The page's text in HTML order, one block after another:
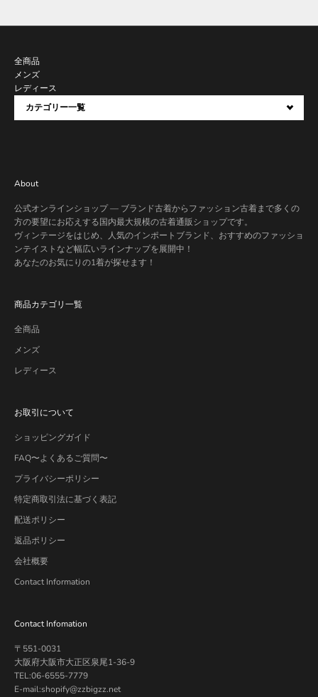
全商品
メンズ
レディース
カテゴリー一覧
About
公式オンラインショップ — ブランド古着からファッション古着まで多くの
方の要望にお応えする国内最大規模の古着通販ショップです。
ヴィンテージをはじめ、人気のインポートブランド、おすすめのファッショ
ンテイストなど幅広いラインナップを展開中！
あなたのお気にりの1着が探せます！
商品カテゴリ一覧
全商品
メンズ
レディース
お取引について
ショッピングガイド
FAQ〜よくあるご質問〜
プライバシーポリシー
特定商取引法に基づく表記
配送ポリシー
返品ポリシー
会社概要
Contact Information
Contact Infomation
〒551-0031
大阪府大阪市大正区泉尾1-36-9
TEL:06-6555-7779
E-mail:shopify@zzbigzz.net